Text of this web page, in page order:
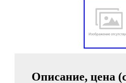
Описание, цена